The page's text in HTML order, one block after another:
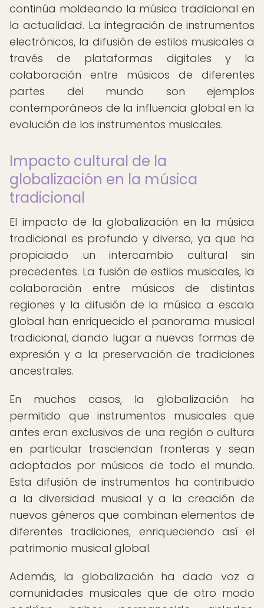
continúa moldeando la música tradicional en
la actualidad. La integración de instrumentos
electrónicos, la difusión de estilos musicales a
través de plataformas digitales y la
colaboración entre músicos de diferentes
partes del mundo son ejemplos
contemporáneos de la influencia global en la
evolución de los instrumentos musicales.
Impacto cultural de la
globalización en la música
tradicional
El impacto de la globalización en la música
tradicional es profundo y diverso, ya que ha
propiciado un intercambio cultural sin
precedentes. La fusión de estilos musicales, la
colaboración entre músicos de distintas
regiones y la difusión de la música a escala
global han enriquecido el panorama musical
tradicional, dando lugar a nuevas formas de
expresión y a la preservación de tradiciones
ancestrales.
En muchos casos, la globalización ha
permitido que instrumentos musicales que
antes eran exclusivos de una región o cultura
en particular trasciendan fronteras y sean
adoptados por músicos de todo el mundo.
Esta difusión de instrumentos ha contribuido
a la diversidad musical y a la creación de
nuevos géneros que combinan elementos de
diferentes tradiciones, enriqueciendo así el
patrimonio musical global.
Además, la globalización ha dado voz a
comunidades musicales que de otro modo